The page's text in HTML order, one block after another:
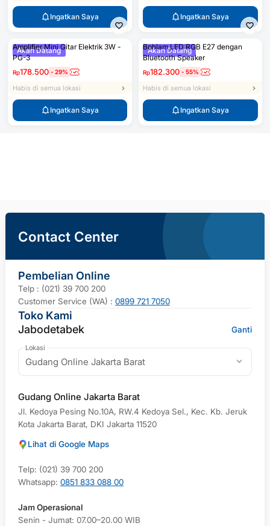
Ingatkan Saya Ingatkan Saya
Akan Datang
Amplifier Mini Gitar Elektrik 3W -
PG-3
Rp178.500 - 29%
Habis di semua lokasi
Ingatkan Saya
Akan Datang
Bohlam LED RGB E27 dengan
Bluetooth Speaker
Rp182.300 - 55%
Habis di semua lokasi
Ingatkan Saya
Contact Center
Pembelian Online
Telp : (021) 39 700 200
Customer Service (WA) : 0899 721 7050
Toko Kami
Jabodetabek
Ganti
Lokasi
Gudang Online Jakarta Barat
Gudang Online Jakarta Barat
Jl. Kedoya Pesing No.10A, RW.4 Kedoya Sel., Kec. Kb. Jeruk
Kota Jakarta Barat, DKI Jakarta 11520
Lihat di Google Maps
Telp: (021) 39 700 200
Whatsapp: 0851 833 088 00
Jam Operasional
Senin - Jumat: 07.00–20.00 WIB